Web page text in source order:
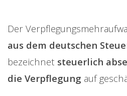
Der
aus dem deutschen
bezeichnet steuerlich
die Verpflegung auf